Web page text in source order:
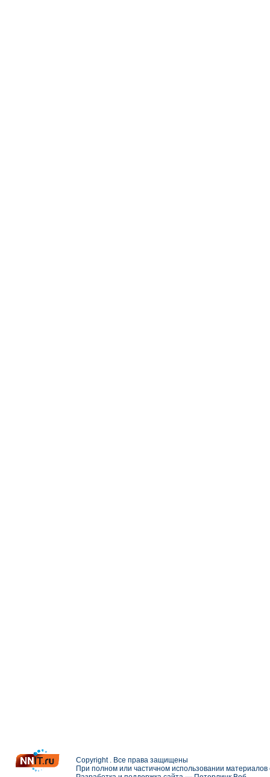
Copyright . Все права защищены
При полном или частичном использовании